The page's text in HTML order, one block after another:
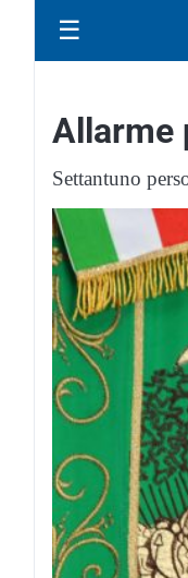
☰
Allarme
Settantuno